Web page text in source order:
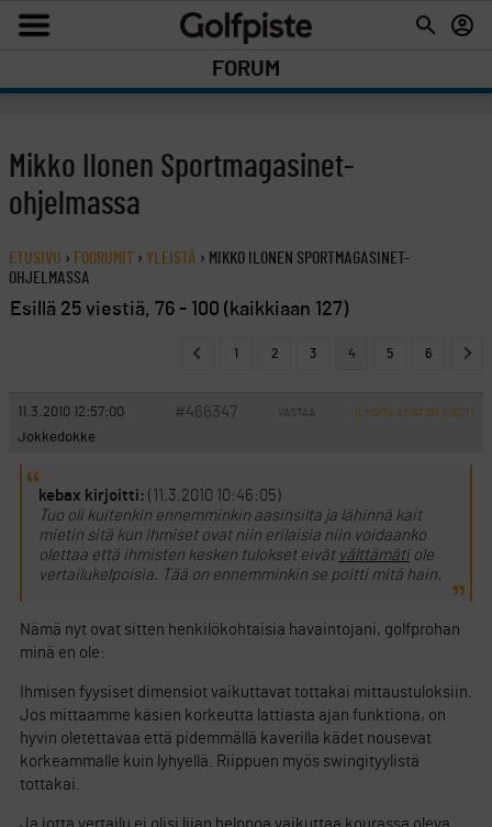
FORUM
Mikko Ilonen Sportmagasinet-
ohjelmassa
ETUSIVU › FOORUMIT › YLEISTÄ › MIKKO ILONEN SPORTMAGASINET-
OHJELMASSA
Esillä 25 viestiä, 76 - 100 (kaikkiaan 127)
1 2 3 4 5 6
11.3.2010 12:57:00 #466347 VASTAA ILMOITA ASIATON VIESTI
Jokkedokke
kebax kirjoitti: (11.3.2010 10:46:05)
Tuo oli kuitenkin ennemminkin aasinsilta ja lähinnä kait
mietin sitä kun ihmiset ovat niin erilaisia niin voidaanko
olettaa että ihmisten kesken tulokset eivät välttämätiole
vertailukelpoisia. Tää on ennemminkin se poitti mitä hain.
Nämä nyt ovat sitten henkilökohtaisia havaintojani, golfprohan
minä en ole:
Ihmisen fyysiset dimensiot vaikuttavat tottakai mittaustuloksiin.
Jos mittaamme käsien korkeutta lattiasta ajan funktiona, on
hyvin oletettavaa että pidemmällä kaverilla kädet nousevat
korkeammalle kuin lyhyellä. Riippuen myös swingityylistä
tottakai.